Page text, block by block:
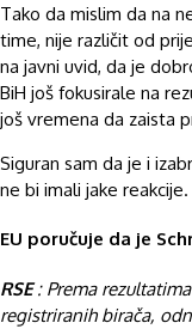
Tako da mislim da na
time, nije različit od
na javni uvid, da je
BiH još fokusirale na
još vremena da zaista
Siguran sam da je i
ne bi imali jake reakcije.
EU poručuje da je
RSE: Prema
registriranih birača,